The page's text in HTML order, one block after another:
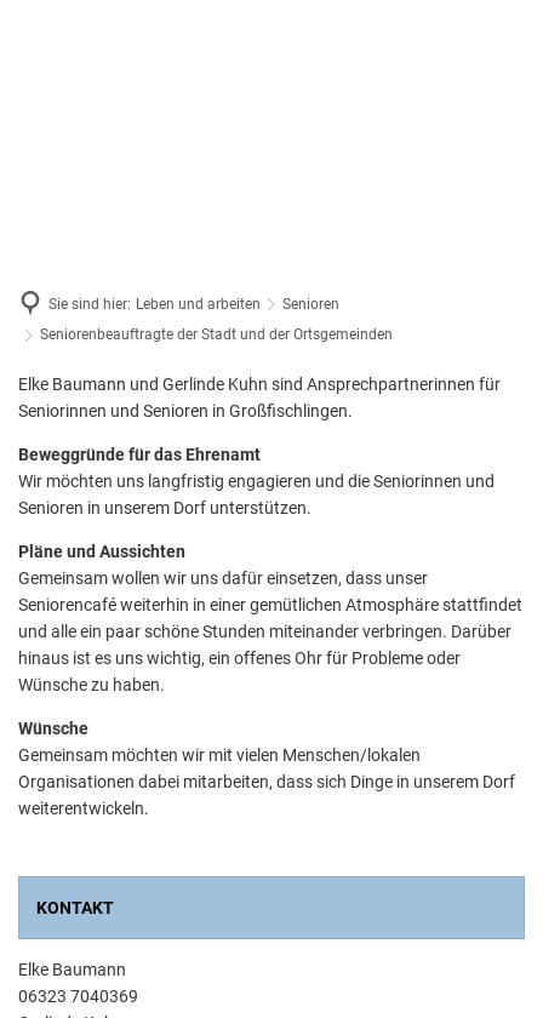
Sie sind hier: Leben und arbeiten
Senioren
Seniorenbeauftragte der Stadt und der Ortsgemeinden
Großfischlingen
Elke Baumann und Gerlinde Kuhn sind Ansprechpartnerinnen für
Seniorinnen und Senioren in Großfischlingen.
Beweggründe für das Ehrenamt
Wir möchten uns langfristig engagieren und die Seniorinnen und
Senioren in unserem Dorf unterstützen.
Pläne und Aussichten
Gemeinsam wollen wir uns dafür einsetzen, dass unser
Seniorencafé weiterhin in einer gemütlichen Atmosphäre stattfindet
und alle ein paar schöne Stunden miteinander verbringen. Darüber
hinaus ist es uns wichtig, ein offenes Ohr für Probleme oder
Wünsche zu haben.
Wünsche
Gemeinsam möchten wir mit vielen Menschen/lokalen
Organisationen dabei mitarbeiten, dass sich Dinge in unserem Dorf
weiterentwickeln.
KONTAKT
Elke Baumann
06323 7040369